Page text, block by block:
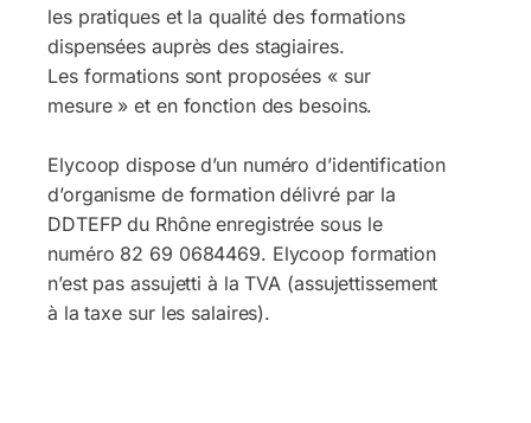
les pratiques et la qualité des formations
dispensées auprès des stagiaires.
Les formations sont proposées « sur
mesure » et en fonction des besoins.
Elycoop dispose d’un numéro d’identification
d’organisme de formation délivré par la
DDTEFP du Rhône enregistrée sous le
numéro 82 69 0684469. Elycoop formation
n’est pas assujetti à la TVA (assujettissement
à la taxe sur les salaires).